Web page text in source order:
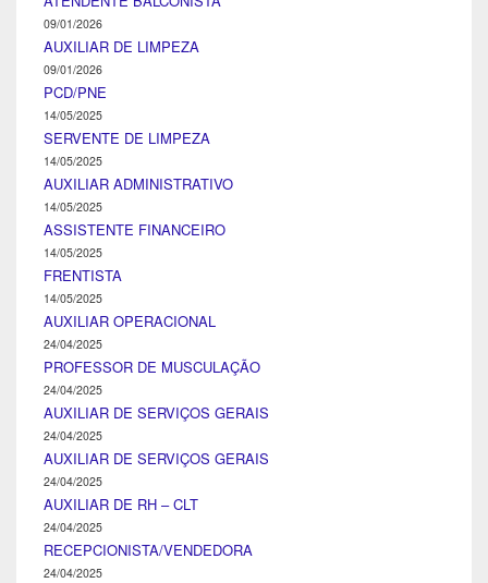
09/01/2026
AUXILIAR DE LIMPEZA
09/01/2026
PCD/PNE
14/05/2025
SERVENTE DE LIMPEZA
14/05/2025
AUXILIAR ADMINISTRATIVO
14/05/2025
ASSISTENTE FINANCEIRO
14/05/2025
FRENTISTA
14/05/2025
AUXILIAR OPERACIONAL
24/04/2025
PROFESSOR DE MUSCULAÇÃO
24/04/2025
AUXILIAR DE SERVIÇOS GERAIS
24/04/2025
AUXILIAR DE SERVIÇOS GERAIS
24/04/2025
AUXILIAR DE RH – CLT
24/04/2025
RECEPCIONISTA/VENDEDORA
24/04/2025